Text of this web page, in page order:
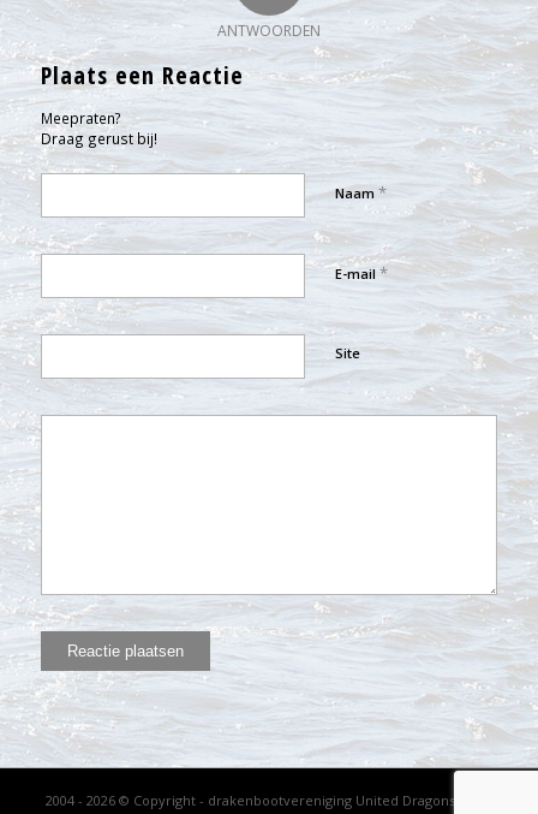
ANTWOORDEN
Plaats een Reactie
Meepraten?
Draag gerust bij!
Naam *
E-mail *
Site
2004 - 2026 © Copyright - drakenbootvereniging United Dragons - KVK